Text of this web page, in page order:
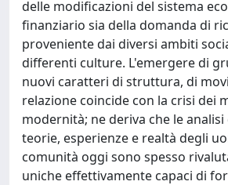
delle modificazioni del sistema
finanziario sia della domanda di
proveniente dai diversi ambiti
differenti culture. L'emergere di
nuovi caratteri di struttura, di
relazione coincide con la crisi dei
modernità; ne deriva che le
teorie, esperienze e realtà degli
comunità oggi sono spesso
uniche effettivamente capaci di